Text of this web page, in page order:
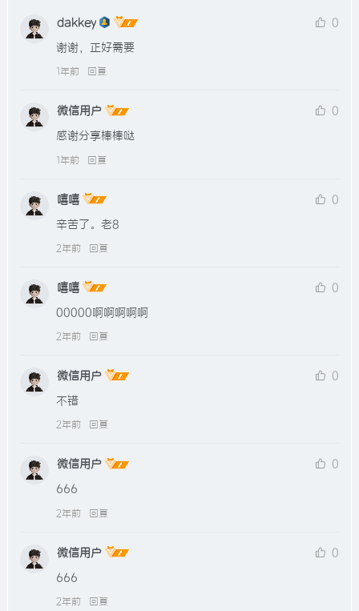
dakkey
0
谢谢，正好需要
1年前 回复
微信用户
0
感谢分享棒棒哒
1年前 回复
嘻嘻
0
辛苦了。老8
2年前 回复
嘻嘻
0
00000啊啊啊啊啊
2年前 回复
微信用户
0
不错
2年前 回复
微信用户
0
666
2年前 回复
微信用户
0
666
2年前 回复